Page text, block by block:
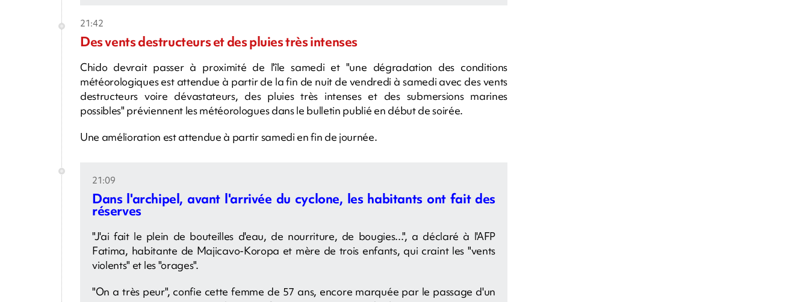
21:42
Des vents destructeurs et des pluies très intenses
Chido devrait passer à proximité de l'île samedi et "une dégradation des conditions
météorologiques est attendue à partir de la fin de nuit de vendredi à samedi avec des vents
destructeurs voire dévastateurs, des pluies très intenses et des submersions marines
possibles" préviennent les météorologues dans le bulletin publié en début de soirée.
Une amélioration est attendue à partir samedi en fin de journée.
21:09
Dans l'archipel, avant l'arrivée du cyclone, les habitants ont fait des
réserves
"J'ai fait le plein de bouteilles d'eau, de nourriture, de bougies...", a déclaré à l'AFP
Fatima, habitante de Majicavo-Koropa et mère de trois enfants, qui craint les "vents
violents" et les "orages".
"On a très peur", confie cette femme de 57 ans, encore marquée par le passage d'un